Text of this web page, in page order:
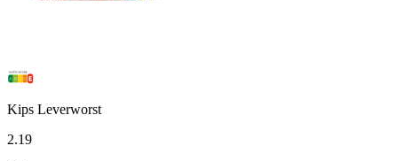
Kips Leverworst
2.19